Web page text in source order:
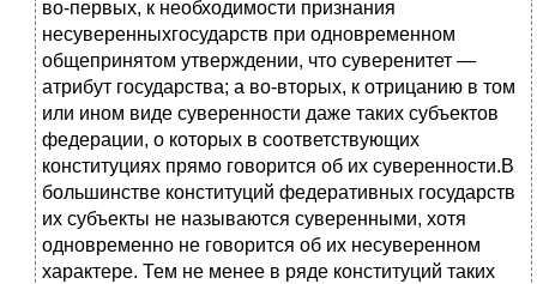
во-первых, к необходимости признания
несуверенныхгосударств при одновременном
общепринятом утверждении, что суверенитет —
атри­бут государства; а во-вторых, к отрицанию в том
или ином виде суве­ренности даже таких субъектов
федерации, о которых в соответствую­щих
конституциях прямо говорится об их суверенности.В
большинстве конституций федеративных государств
их субъек­ты не называются суверенными, хотя
одновременно не говорится об их несуверенном
характере. Тем не менее в ряде конституций таких